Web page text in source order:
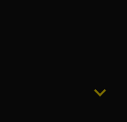
